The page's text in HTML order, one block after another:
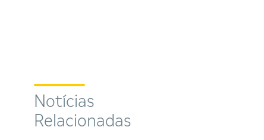
Notícias
Relacionadas